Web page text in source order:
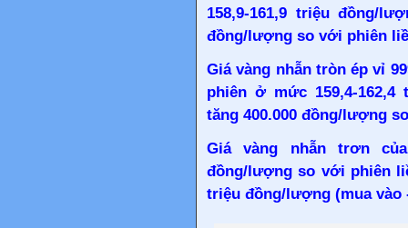
158,9-161,9 triệu đồng/
đồng/lượng so với phiên
Giá vàng nhẫn tròn ép vỉ
phiên ở mức 159,4-
tăng 400.000 đồng/lượng
Giá vàng nhẫn trơn
đồng/lượng so với phiên
triệu đồng/lượng (mua vào